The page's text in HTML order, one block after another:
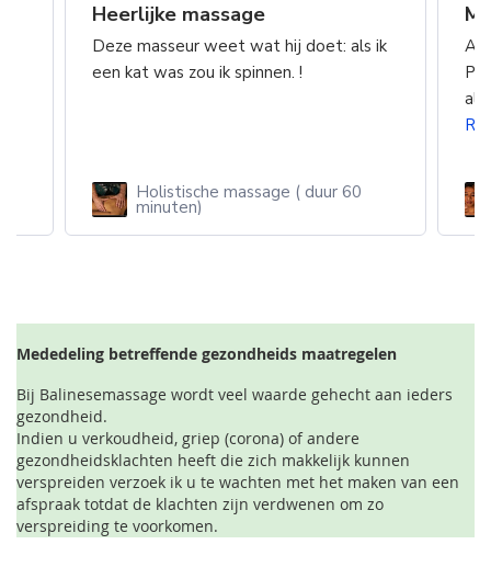
Heerlijke massage
Deze masseur weet wat hij doet: als ik
een kat was zou ik spinnen. !
Holistische massage ( duur 60
minuten)
Mededeling betreffende gezondheids maatregelen
Bij Balinesemassage wordt veel waarde gehecht aan ieders
gezondheid.
Indien u verkoudheid, griep (corona) of andere
gezondheidsklachten heeft die zich makkelijk kunnen
verspreiden verzoek ik u te wachten met het maken van een
afspraak totdat de klachten zijn verdwenen om zo
verspreiding te voorkomen.